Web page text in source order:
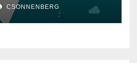
CSONNENBERG